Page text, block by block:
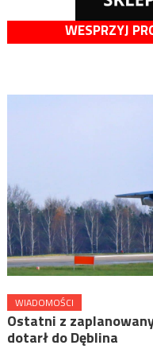
WESPRZYJ
WIADOMOŚCI
Ostatni z
dotarł do Dęblina